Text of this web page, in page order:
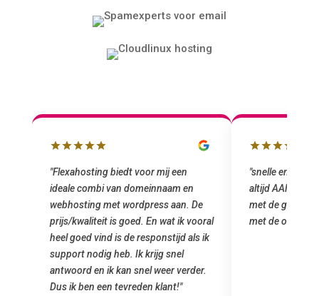
"snelle en vriendelijke service. staat
altijd AAN (: fijne prijzen vergeleken
met de grote jongens en dus nu al blij
met de overstap!"
"Top service. Ik
het installeren
was meteen
gemaakt. Top